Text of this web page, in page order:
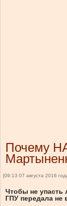
Почему
[09:13 07 августа 2016
Чтобы не упасть
ГПУ передала не